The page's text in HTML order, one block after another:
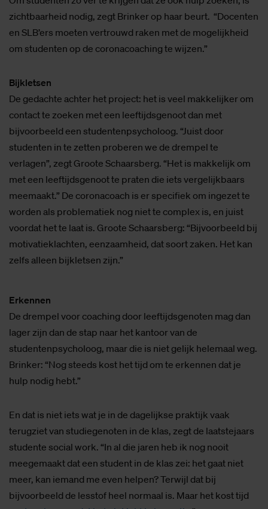
zichtbaarheid nodig, zegt Brinker op haar beurt. “Docenten
en SLB’ers moeten vertrouwd raken met de mogelijkheid
om studenten op de coronacoaching te wijzen.”
Bijkletsen
De gedachte achter het project: het is veel makkelijker om
contact te zoeken met een leeftijdsgenoot dan met
bijvoorbeeld een studentenpsycholoog. “Juist door
studenten in te zetten proberen we de drempel te
verlagen”, zegt Groote Schaarsberg. “Het is makkelijk om
met een leeftijdsgenoot te praten die iets vergelijkbaars
meemaakt.” De coronacoach is er specifiek om ingezet te
worden als problematiek nog niet te complex is, en juist
voordat het te laat is. Groote Schaarsberg: “Bijvoorbeeld bij
motivatieklachten, eenzaamheid, dat soort zaken. Het kan
zelfs alleen bijkletsen zijn.”
Erkennen
De drempel voor coaching door leeftijdsgenoten mag dan
lager zijn dan de stap naar het kantoor van de
studentenpsycholoog, maar die is niet gelijk helemaal weg.
Brinker: “Nog steeds kost het tijd om te erkennen dat je
hulp nodig hebt.”
En dat is niet iets wat je in de dagelijkse praktijk vaak
terugziet van studiegenoten in de klas, zegt de laatstejaars
studente social work. “In al die jaren heb ik nog nooit
meegemaakt dat een student in de klas zei: het gaat niet
meer, kan iemand me even helpen? Terwijl dat bij
bijvoorbeeld de lesstof heel normaal is. Maar het kost tijd